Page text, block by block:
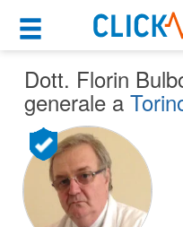
Cerca
Chirurgo Generale
Torino (CO)
Cosa possiamo offrirti
Per i pazienti
Prenota una
Ricerca
Dott. Florin
generale a